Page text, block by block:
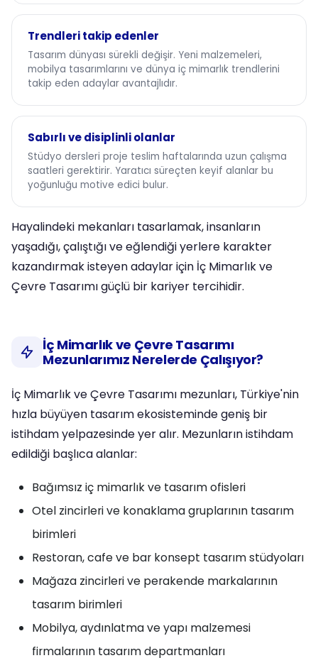
Trendleri takip edenler
Tasarım dünyası sürekli değişir. Yeni malzemeleri,
mobilya tasarımlarını ve dünya iç mimarlık trendlerini
takip eden adaylar avantajlıdır.
Sabırlı ve disiplinli olanlar
Stüdyo dersleri proje teslim haftalarında uzun çalışma
saatleri gerektirir. Yaratıcı süreçten keyif alanlar bu
yoğunluğu motive edici bulur.
Hayalindeki mekanları tasarlamak, insanların
yaşadığı, çalıştığı ve eğlendiği yerlere karakter
kazandırmak isteyen adaylar için İç Mimarlık ve
Çevre Tasarımı güçlü bir kariyer tercihidir.
İç Mimarlık ve Çevre Tasarımı
Mezunlarımız Nerelerde Çalışıyor?
İç Mimarlık ve Çevre Tasarımı mezunları, Türkiye'nin
hızla büyüyen tasarım ekosisteminde geniş bir
istihdam yelpazesinde yer alır. Mezunların istihdam
edildiği başlıca alanlar:
Bağımsız iç mimarlık ve tasarım ofisleri
Otel zincirleri ve konaklama gruplarının tasarım
birimleri
Restoran, cafe ve bar konsept tasarım stüdyoları
Mağaza zincirleri ve perakende markalarının
tasarım birimleri
Mobilya, aydınlatma ve yapı malzemesi
firmalarının tasarım departmanları